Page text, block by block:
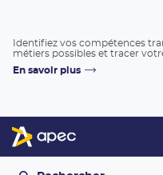
Identifiez vos compétences
métiers possibles et
En savoir plus